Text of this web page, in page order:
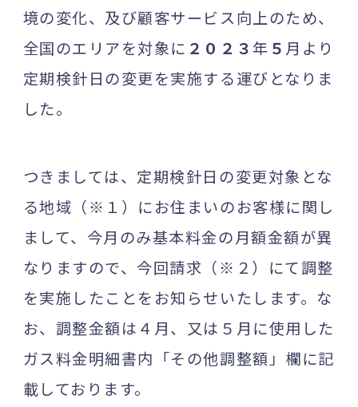
境の変化、及び顧客サービス向上のため、
全国のエリアを対象に ２０２３年 ５ 月より
定期検針日の変更を実施する運びとなりま
した。
つきましては、定期検針日の変更対象とな
る地域（※１）にお住まいのお客様に関し
まして、今月のみ基本料金の月額金額が異
なりますので、今回請求（※２）にて調整
を実施したことをお知らせいたします。な
お、調整金額は４月、又は５月に使用した
ガス料金明細書内「その他調整額」欄に記
載しております。